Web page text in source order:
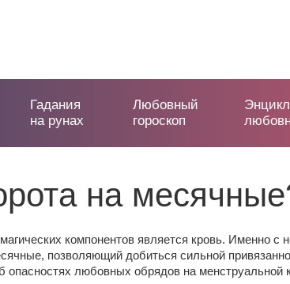
Гадания
на рунах
Любовный
гороскоп
на
компонентов является кровь.
позволяющий добиться сильной
любовных обрядов на менструальной